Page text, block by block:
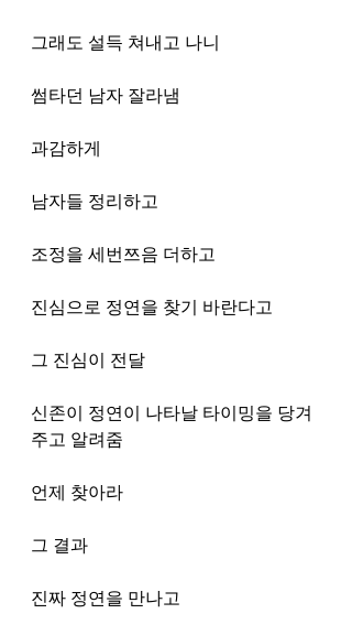
그래도 설득 쳐내고 나니
썸타던 남자 잘라냄
과감하게
남자들 정리하고
조정을 세번쯔음 더하고
진심으로 정연을 찾기 바란다고
그 진심이 전달
신존이 정연이 나타날 타이밍을 당겨
주고 알려줌
언제 찾아라
그 결과
진짜 정연을 만나고